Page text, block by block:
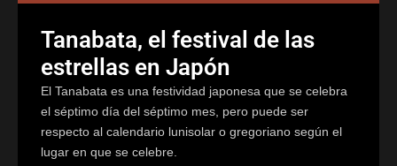
Tanabata, el festival de las
estrellas en Japón
El Tanabata es una festividad japonesa que se celebra
el séptimo día del séptimo mes, pero puede ser
respecto al calendario lunisolar o gregoriano según el
lugar en que se celebre.